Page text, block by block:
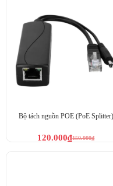
Bộ tách nguồn POE (PoE Splitter)
150.000₫
120.000₫